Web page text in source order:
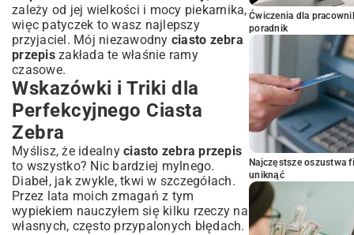
zależy od jej wielkości i mocy piekarnika,
więc patyczek to wasz najlepszy
przyjaciel. Mój niezawodny ciasto zebra
przepiszakłada te właśnie ramy
czasowe.
Wskazówki i Triki dla
Perfekcyjnego Ciasta
Zebra
Myślisz, że idealny ciasto zebra przepis
to wszystko? Nic bardziej mylnego.
Diabeł, jak zwykle, tkwi w szczegółach.
Przez lata moich zmagań z tym
wypiekiem nauczyłem się kilku rzeczy na
własnych, często przypalonych błędach.
Ćwiczenia dla
poradnik
Najczęstsze oszustwa
uniknąć